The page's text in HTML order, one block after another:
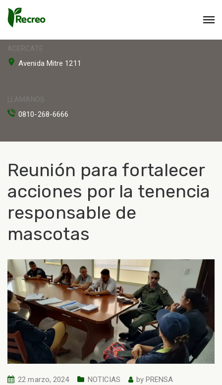
ACERCATE
Avenida Mitre 1211
LLAMANOS
0810-268-6666
Reunión para fortalecer
acciones por la tenencia
responsable de
mascotas
22 marzo, 2024 NOTICIAS by PRENSA